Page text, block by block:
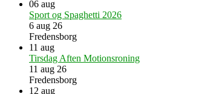
06 aug
Sport og Spaghetti 2026
6 aug 26
Fredensborg
11 aug
Tirsdag Aften Motionsroning
11 aug 26
Fredensborg
12 aug